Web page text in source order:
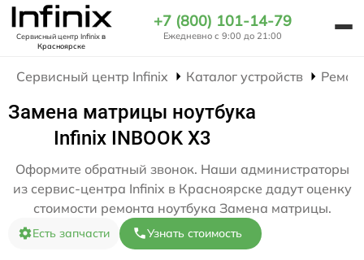
Сервисный центр Infinixв
Красноярске
+7 (800) 101-14-79
Ежедневно с 9:00 до 21:00
Сервисный центр Infinix Каталог устройств
Замена матрицы ноутбука
Infinix INBOOK X3
Оформите обратный звонок. Наши администраторы
из сервис-центра Infinix в Красноярске дадут оценку
стоимости ремонта ноутбука Замена матрицы.
Есть запчасти Узнать стоимость